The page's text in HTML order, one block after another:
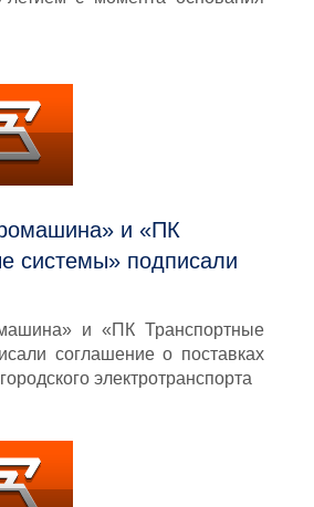
и «ПК
системы» подписали
и «ПК Транспортные
соглашение о поставках
электротранспорта